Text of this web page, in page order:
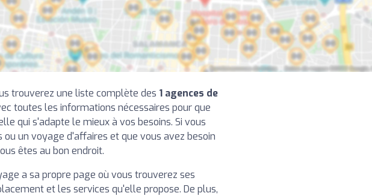
trouverez une liste complète des 1 agences de
toutes les informations nécessaires pour que
qui s'adapte le mieux à vos besoins. Si vous
ou un voyage d'affaires et que vous avez besoin
êtes au bon endroit.
a sa propre page où vous trouverez ses
et les services qu'elle propose. De plus,